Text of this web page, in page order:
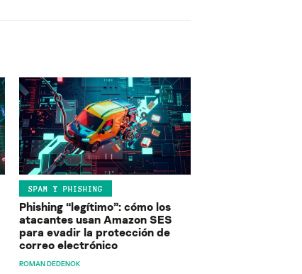
SPAM Y PHISHING
Phishing “legítimo”: cómo los
atacantes usan Amazon SES
para evadir la protección de
correo electrónico
ROMAN DEDENOK